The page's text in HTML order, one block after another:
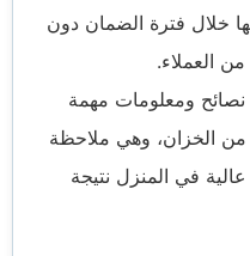
خلال فترة الضمان دون
العملاء.
نصائح ومعلومات مهمة
الخزان، وهي ملاحظة
في المنزل نتيجة